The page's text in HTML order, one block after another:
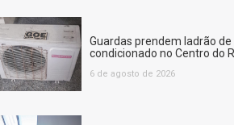
Guardas prendem ladrão de
condicionado no Centro do
6 de agosto de 2026